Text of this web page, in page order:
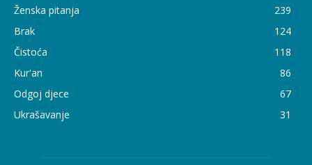
Ženska pitanja
239
Brak
124
Čistoća
118
Kur'an
86
Odgoj djece
67
Ukrašavanje
31